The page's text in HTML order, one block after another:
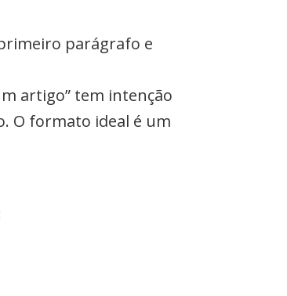
parágrafo e
artigo” tem intenção
O formato ideal é um